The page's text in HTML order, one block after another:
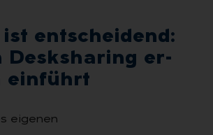
ent­schei­dend:
Desks­ha­ring er­
ein­führt
eigenen